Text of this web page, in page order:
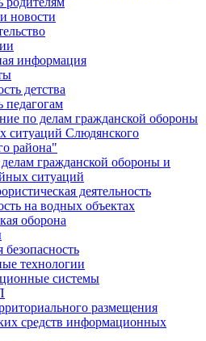
новости
информация
детства
по делам гражданской обороны
ситуаций Слюдянского
района"
гражданской обороны и
ситуаций
деятельность
на водных объектах
оборона
технологии
системы
размещения
средств информационных